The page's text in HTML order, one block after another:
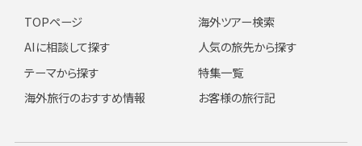
TOPページ
海外ツアー検索
AIに相談して探す
人気の旅先から探す
テーマから探す
特集一覧
海外旅行のおすすめ情報
お客様の旅行記